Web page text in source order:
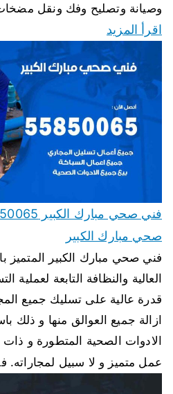
وصيانة وتصليح وفك ونقل
اقرأ المزيد
صحي مبارك الكبير
فني صحي مبارك الكبير المتميز
العالية والنظافة التابعة لعملية
قدرة عالية على تسليك جميع
ازالة جميع العوالق منها و ذلك
الادوات الصحية المتطورة و ذات
عمل متميز و لا سبيل لمجاراته.